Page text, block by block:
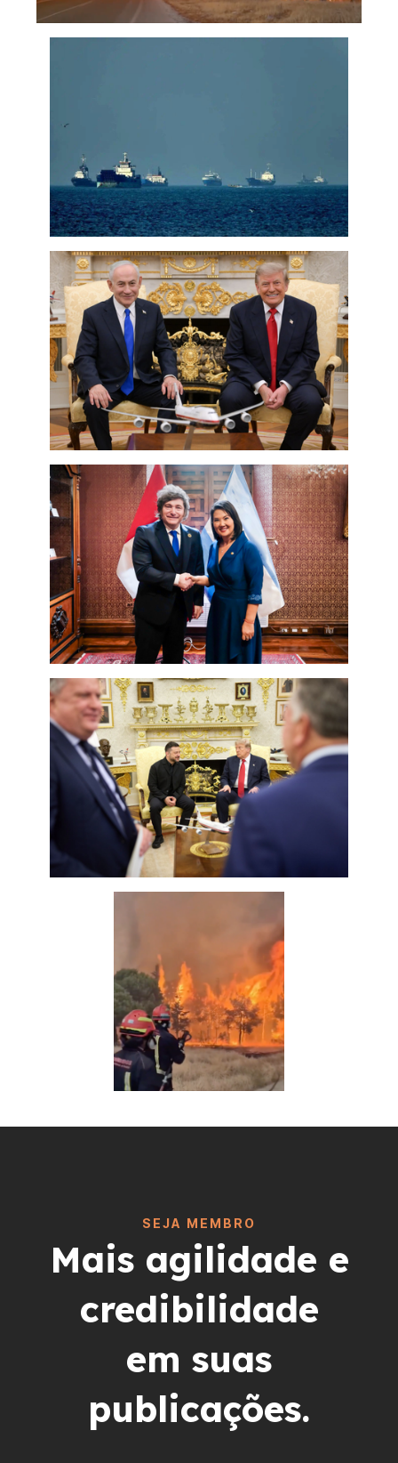
SEJA MEMBRO
Mais agilidade e
credibilidade
em suas
publicações.